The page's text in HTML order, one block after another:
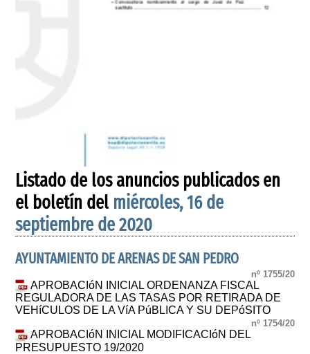
Listado de los anuncios publicados en
el boletín del miércoles, 16 de
septiembre de 2020
AYUNTAMIENTO DE ARENAS DE SAN PEDRO
nº 1755/20
APROBACIóN INICIAL ORDENANZA FISCAL
REGULADORA DE LAS TASAS POR RETIRADA DE
VEHíCULOS DE LA VíA PúBLICA Y SU DEPóSITO
nº 1754/20
APROBACIóN INICIAL MODIFICACIóN DEL
PRESUPUESTO 19/2020